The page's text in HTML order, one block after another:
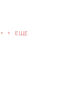
+ + ЕЩЕ